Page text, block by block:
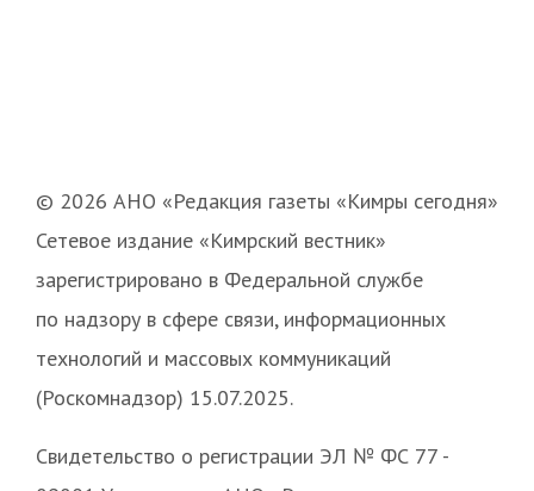
© 2026 АНО «Редакция газеты «Кимры сегодня»
Сетевое издание «Кимрский вестник»
зарегистрировано в Федеральной службе
по надзору в сфере связи, информационных
технологий и массовых коммуникаций
(Роскомнадзор) 15.07.2025.
Свидетельство о регистрации ЭЛ № ФС 77 -